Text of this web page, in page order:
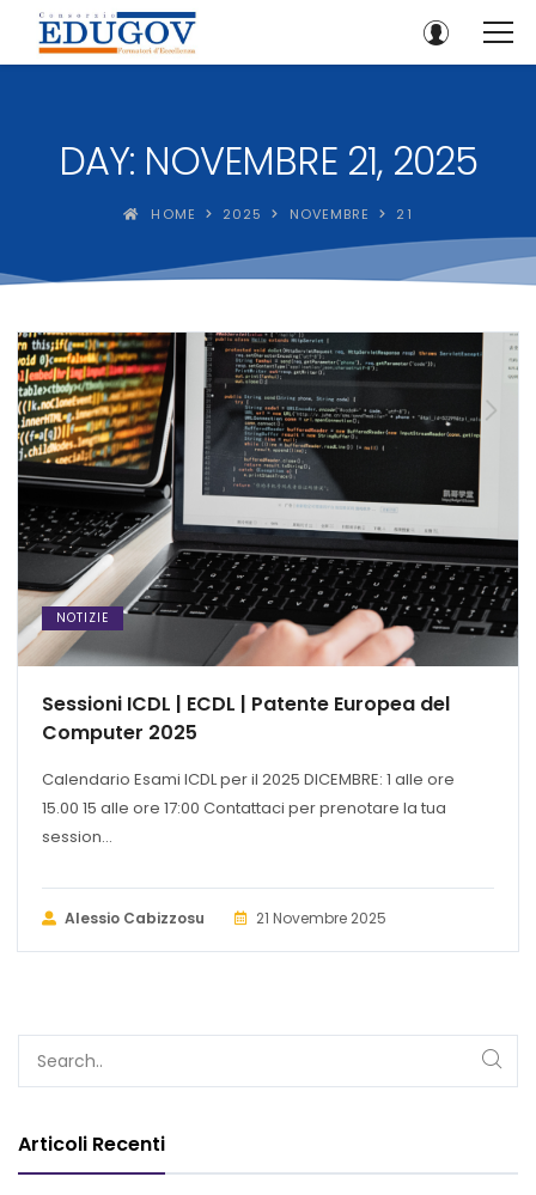
DAY: NOVEMBRE 21, 2025
HOME 2025 NOVEMBRE 21
NOTIZIE
Sessioni ICDL | ECDL | Patente Europea del
Computer 2025
Calendario Esami ICDL per il 2025 DICEMBRE: 1 alle ore
15.00 15 alle ore 17:00 Contattaci per prenotare la tua
session...
Alessio Cabizzosu 21 Novembre 2025
Articoli Recenti